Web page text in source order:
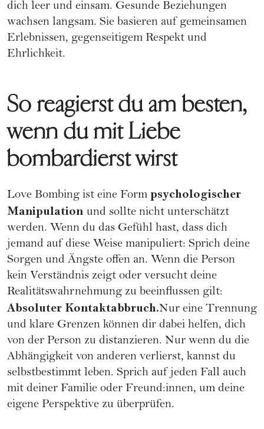
dich leer und einsam. Gesunde Beziehungen
wachsen langsam. Sie basieren auf gemeinsamen
Erlebnissen, gegenseitigem Respekt und
Ehrlichkeit.
So reagierst du am besten,
wenn du mit Liebe
bombardierst wirst
Love Bombing ist eine Form psychologischer
Manipulation und sollte nicht unterschätzt
werden. Wenn du das Gefühl hast, dass dich
jemand auf diese Weise manipuliert: Sprich deine
Sorgen und Ängste offen an. Wenn die Person
kein Verständnis zeigt oder versucht deine
Realitätswahrnehmung zu beeinflussen gilt:
Absoluter Kontaktabbruch.Nur eine Trennung
und klare Grenzen können dir dabei helfen, dich
von der Person zu distanzieren. Nur wenn du die
Abhängigkeit von anderen verlierst, kannst du
selbstbestimmt leben. Sprich auf jeden Fall auch
mit deiner Familie oder Freund:innen, um deine
eigene Perspektive zu überprüfen.